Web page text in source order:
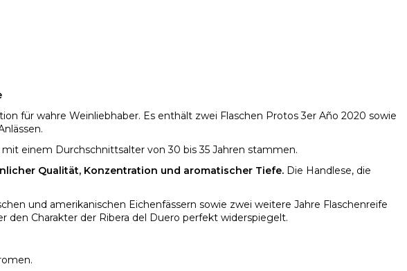
für wahre Weinliebhaber. Es enthält zwei Flaschen Protos 3er Año 2020 sowie
einem Durchschnittsalter von 30 bis 35 Jahren stammen.
Qualität, Konzentration und aromatischer Tiefe.Die Handlese, die
und amerikanischen Eichenfässern sowie zwei weitere Jahre Flaschenreife
Charakter der Ribera del Duero perfekt widerspiegelt.